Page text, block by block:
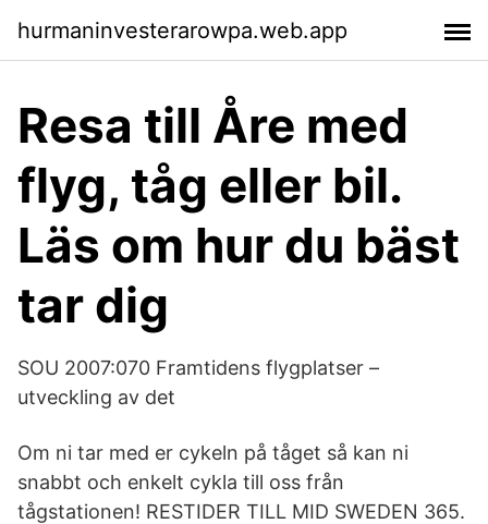
hurmaninvesterarowpa.web.app
Resa till Åre med
flyg, tåg eller bil.
Läs om hur du bäst
tar dig
SOU 2007:070 Framtidens flygplatser –
utveckling av det
Om ni tar med er cykeln på tåget så kan ni
snabbt och enkelt cykla till oss från
tågstationen! RESTIDER TILL MID SWEDEN 365.